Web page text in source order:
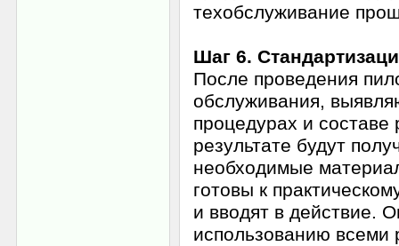
техобслуживание
Шаг 6.
После проведения
обслуживания,
процедурах и
результате будут
необходимые
готовы к
и вводят в действие.
использованию всеми